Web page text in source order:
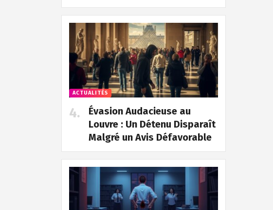
ACTUALITÉS
Évasion Audacieuse au
Louvre : Un Détenu Disparaît
Malgré un Avis Défavorable